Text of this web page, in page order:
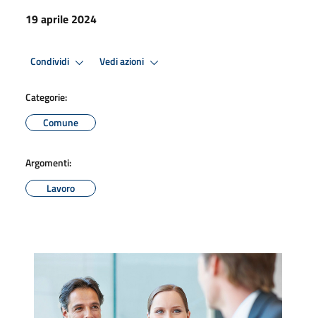
19 aprile 2024
Condividi Vedi azioni
Categorie:
Comune
Argomenti:
Lavoro